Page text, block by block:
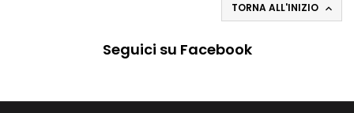
TORNA ALL'INIZIO 
Seguici su Facebook